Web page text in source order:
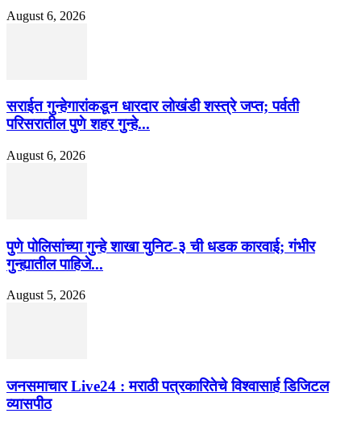
August 6, 2026
सराईत गुन्हेगारांकडून धारदार लोखंडी शस्त्रे जप्त; पर्वती
परिसरातील पुणे शहर गुन्हे...
August 6, 2026
पुणे पोलिसांच्या गुन्हे शाखा युनिट-३ ची धडक कारवाई; गंभीर
गुन्ह्यातील पाहिजे...
August 5, 2026
जनसमाचार Live24 : मराठी पत्रकारितेचे विश्वासार्ह डिजिटल
व्यासपीठ